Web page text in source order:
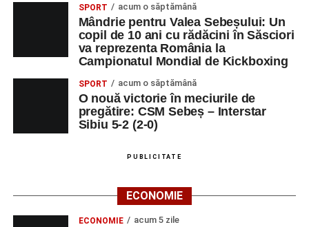
SPORT acum o săptămână
Mândrie pentru Valea Sebeșului: Un
copil de 10 ani cu rădăcini în Săsciori
va reprezenta România la
Campionatul Mondial de Kickboxing
SPORT acum o săptămână
O nouă victorie în meciurile de
pregătire: CSM Sebeș – Interstar
Sibiu 5-2 (2-0)
PUBLICITATE
ECONOMIE
ECONOMIE acum 5 zile